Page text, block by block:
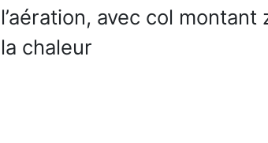
l’aération, avec col
la chaleur